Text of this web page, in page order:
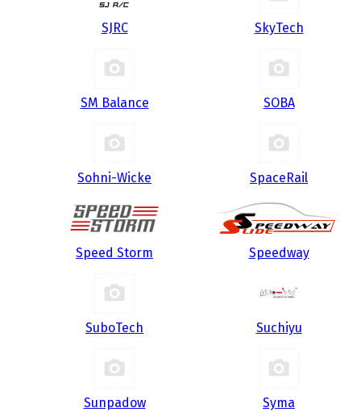
SJRC SkyTech
SM Balance SOBA
Sohni-Wicke SpaceRail
Speed Storm Speedway
SuboTech Suchiyu
Sunpadow Syma